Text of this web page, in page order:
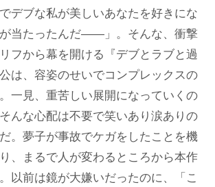
デブな私が美しいあなたを好きにな
当たったんだ――」。そんな、衝撃
フから幕を開ける『デブとラブと過
は、容姿のせいでコンプレックスの
一見、重苦しい展開になっていくの
んな心配は不要で笑いあり涙ありの
。夢子が事故でケガをしたことを機
、まるで人が変わるところから本作
以前は鏡が大嫌いだったのに、「こ